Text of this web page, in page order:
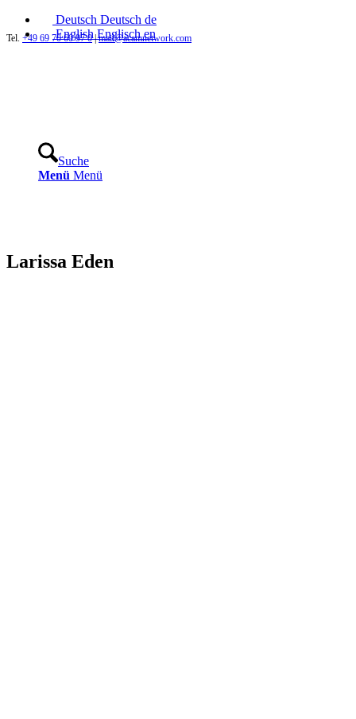
Deutsch Deutsch de
English Englisch en
Tel. +49 69 70 60 97 0|mail@acamnetwork.com
Suche
Menü Menü
Larissa Eden